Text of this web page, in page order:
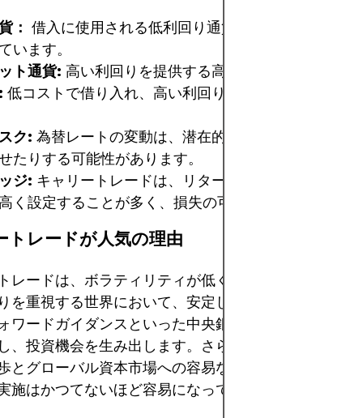
： 借入に使用される低利回り通貨。歴史的には、
います。
ト通貨: 高い利回りを提供する高利回り通貨または資
低コストで借り入れ、高い利回りを得ることで得られ
ク: 為替レートの変動は、潜在的な利益を損なったり
たりする可能性があります。
ジ: キャリートレードは、リターンを増幅させるため
く設定することが多く、損失の可能性が高まります。
トレードが人気の理由
レードは、ボラティリティが低く金利が低い環境で
を重視する世界において、安定した収益をもたらし
ワードガイダンスといった中央銀行の政策は、地域
、投資機会を生み出します。さらに、取引プラット
とグローバル資本市場への容易なアクセスにより、
施はかつてないほど容易になっています。